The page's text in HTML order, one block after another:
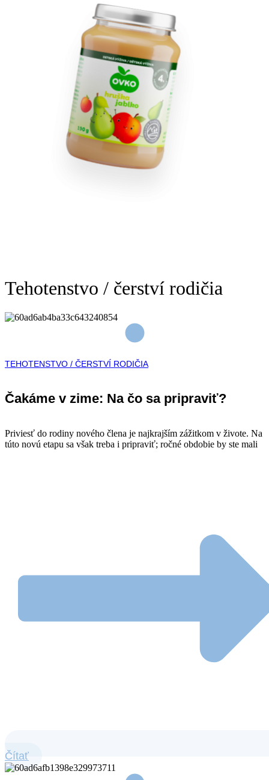
Tehotenstvo / čerství rodičia
TEHOTENSTVO / ČERSTVÍ RODIČIA
Čakáme v zime: Na čo sa pripraviť?
Priviesť do rodiny nového člena je najkrajším zážitkom v živote. Na
túto novú etapu sa však treba i pripraviť; ročné obdobie by ste mali
Čítať